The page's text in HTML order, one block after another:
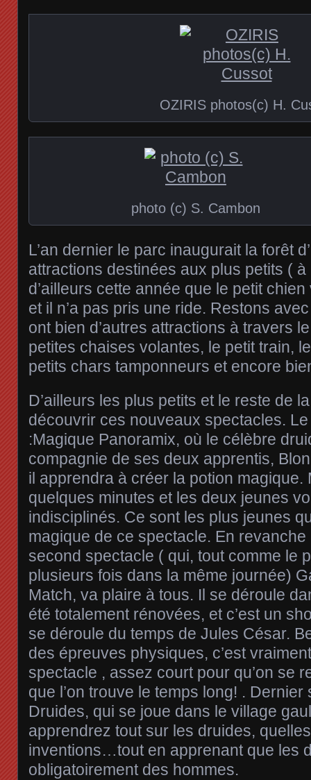
OZIRIS photos(c) H.
photo (c) S. Cambon
L’an dernier le parc inaugurait la forêt
attractions destinées aux plus petits ( à
d’ailleurs cette année que le petit
et il n’a pas pris une ride. Restons
ont bien d’autres attractions à travers
petites chaises volantes, le petit train,
petits chars tamponneurs et encore
D’ailleurs les plus petits et le reste de
découvrir ces nouveaux spectacles. Le
:Magique Panoramix, où le célèbre
compagnie de ses deux apprentis,
il apprendra à créer la potion magique.
quelques minutes et les deux jeunes
indisciplinés. Ce sont les plus jeunes
magique de ce spectacle. En
second spectacle ( qui, tout comme le
plusieurs fois dans la même journée)
Match, va plaire à tous. Il se déroule
été totalement rénovées, et c’est un
se déroule du temps de Jules César.
des épreuves physiques, c’est
spectacle , assez court pour qu’on se
que l’on trouve le temps long! .
Druides, qui se joue dans le village
apprendrez tout sur les druides,
inventions…tout en apprenant que les
obligatoirement des hommes.